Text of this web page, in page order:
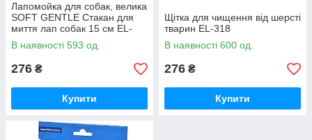
Лапомойка для собак, велика
SOFT GENTLE Стакан для
миття лап собак 15 см EL-
1227
В наявності 593 од.
276 ₴
Купити
Щітка для чищення від шерсті
тварин EL-318
В наявності 600 од.
276 ₴
Купити